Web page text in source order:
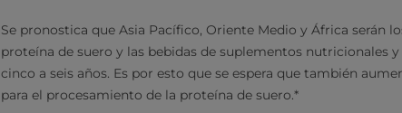
Se pronostica que Asia Pacífico, Oriente Medio y África serán
proteína de suero y las bebidas de suplementos nutricionales
cinco a seis años. Es por esto que se espera que también
para el procesamiento de la proteína de suero.*